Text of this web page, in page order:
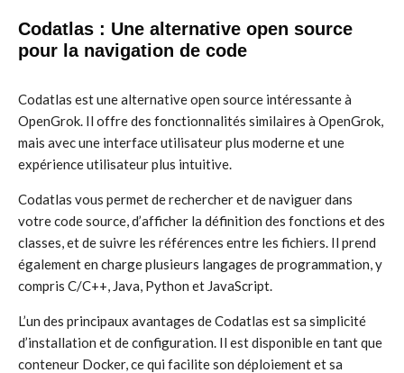
Codatlas : Une alternative open source
pour la navigation de code
Codatlas est une alternative open source intéressante à
OpenGrok. Il offre des fonctionnalités similaires à OpenGrok,
mais avec une interface utilisateur plus moderne et une
expérience utilisateur plus intuitive.
Codatlas vous permet de rechercher et de naviguer dans
votre code source, d’afficher la définition des fonctions et des
classes, et de suivre les références entre les fichiers. Il prend
également en charge plusieurs langages de programmation, y
compris C/C++, Java, Python et JavaScript.
L’un des principaux avantages de Codatlas est sa simplicité
d’installation et de configuration. Il est disponible en tant que
conteneur Docker, ce qui facilite son déploiement et sa